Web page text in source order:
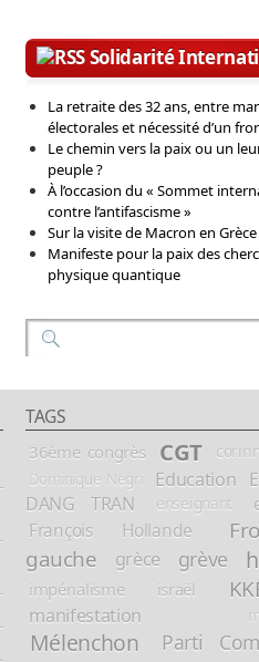
Solidarité
La retraite des 32 ans, entre
électorales et nécessité d’un
Le chemin vers la paix ou un
peuple ?
À l’occasion du « Sommet
contre l’antifascisme »
Sur la visite de Macron en Grèce
Manifeste pour la paix des
physique quantique
TAGS
36ème congrès CGT
Dominique Negri Education
DANG TRAN
enseignant
François Hollande
gauche
grèce grève
impérialisme israël
manifestation
Mélenchon Parti